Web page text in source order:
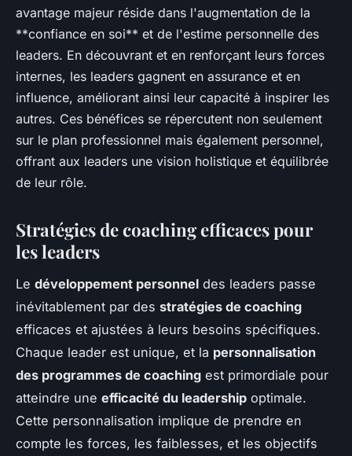
avantage majeur réside dans l'augmentation de la
**confiance en soi** et de l'estime personnelle des
leaders. En découvrant et en renforçant leurs forces
internes, les leaders gagnent en assurance et en
influence, améliorant ainsi leur capacité à inspirer les
autres. Ces bénéfices se répercutent non seulement
sur le plan professionnel mais également personnel,
offrant aux leaders une vision holistique et équilibrée
de leur rôle.
Stratégies de coaching efficaces pour
les leaders
Le développement personnel des leaders passe
inévitablement par des stratégies de coaching
efficaces et ajustées à leurs besoins spécifiques.
Chaque leader est unique, et la personnalisation
des programmes de coaching est primordiale pour
atteindre une efficacité du leadership optimale.
Cette personnalisation implique de prendre en
compte les forces, les faiblesses, et les objectifs